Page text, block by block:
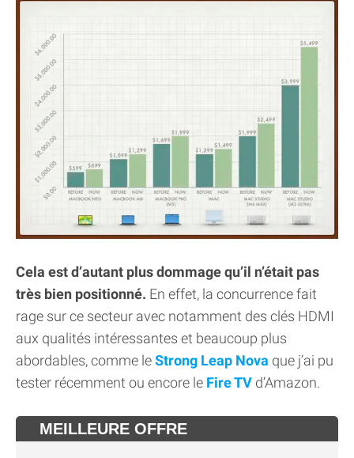
Cela est d’autant plus dommage qu’il n’était pas
très bien positionné. En effet, la concurrence fait
rage sur ce secteur avec notamment des clés HDMI
aux qualités intéressantes et beaucoup plus
abordables, comme leStrong Leap Nova que j’ai pu
tester récemment ou encore le Fire TV d’Amazon.
MEILLEURE OFFRE